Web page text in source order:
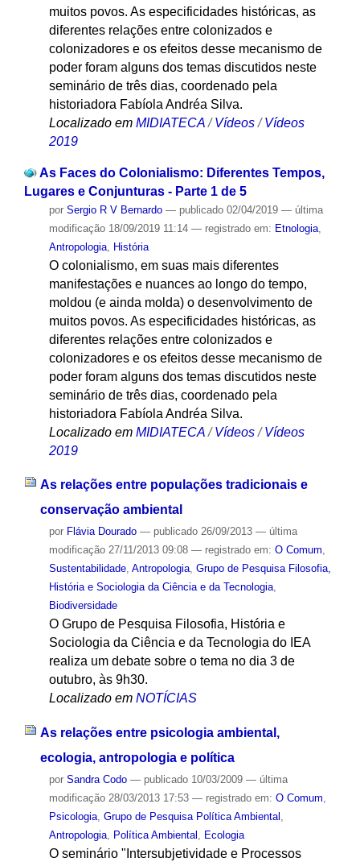
muitos povos. As especificidades históricas, as
diferentes relações entre colonizados e
colonizadores e os efeitos desse mecanismo de
poder foram alguns dos temas discutidos neste
seminário de três dias, coordenado pela
historiadora Fabíola Andréa Silva.
Localizado em MIDIATECA /Vídeos /Vídeos
2019
As Faces do Colonialismo: Diferentes Tempos,
Lugares e Conjunturas - Parte 1 de 5
por Sergio R V Bernardo — publicado02/04/2019 — última
modificação18/09/2019 11:14 — registrado em: Etnologia,
Antropologia, História
O colonialismo, em suas mais diferentes
manifestações e nuances ao longo do tempo,
moldou (e ainda molda) o desenvolvimento de
muitos povos. As especificidades históricas, as
diferentes relações entre colonizados e
colonizadores e os efeitos desse mecanismo de
poder foram alguns dos temas discutidos neste
seminário de três dias, coordenado pela
historiadora Fabíola Andréa Silva.
Localizado em MIDIATECA /Vídeos /Vídeos
2019
As relações entre populações tradicionais e
conservação ambiental
por Flávia Dourado — publicado26/09/2013 — última
modificação27/11/2013 09:08 — registrado em: O Comum,
Sustentabilidade, Antropologia, Grupo de Pesquisa Filosofia,
História e Sociologia da Ciência e da Tecnologia,
Biodiversidade
O Grupo de Pesquisa Filosofia, História e
Sociologia da Ciência e da Tecnologia do IEA
realiza um debate sobre o tema no dia 3 de
outubro, às 9h30.
Localizado em NOTÍCIAS
As relações entre psicologia ambiental,
ecologia, antropologia e política
por Sandra Codo — publicado10/03/2009 — última
modificação28/03/2013 17:53 — registrado em: O Comum,
Psicologia, Grupo de Pesquisa Política Ambiental ,
Antropologia, Política Ambiental , Ecologia
O seminário "Intersubjetividade e Processos